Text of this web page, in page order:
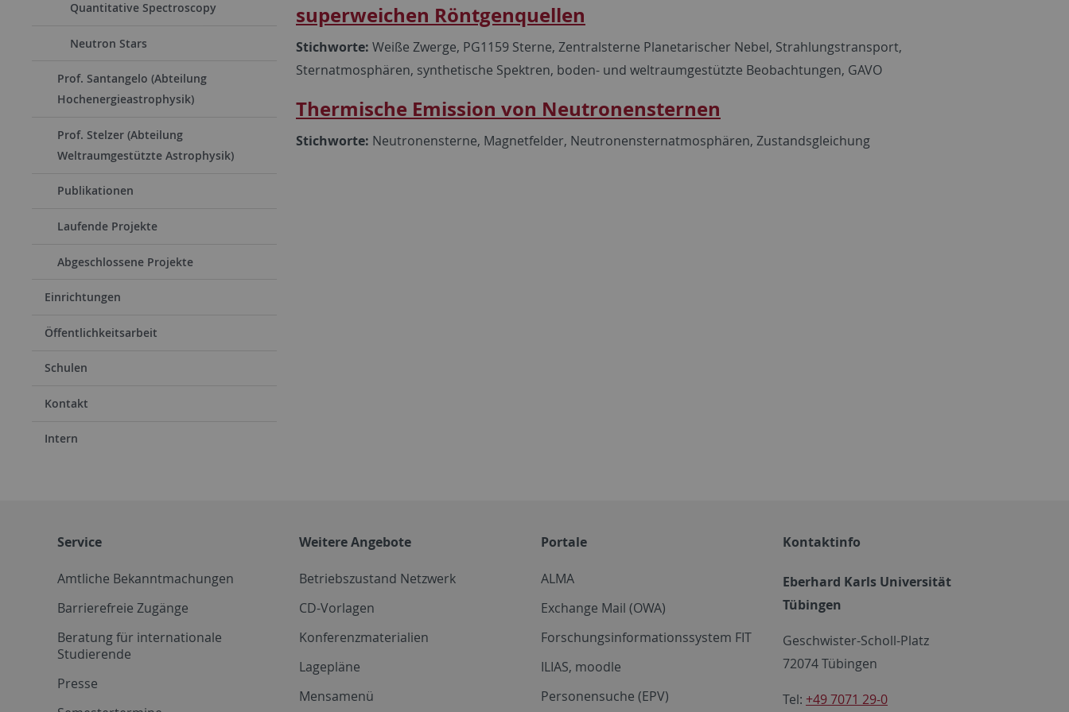
Quantitative Spectroscopy
Neutron Stars
Prof. Santangelo (Abteilung
Hochenergieastrophysik)
Prof. Stelzer (Abteilung
Weltraumgestützte Astrophysik)
Publikationen
Laufende Projekte
Abgeschlossene Projekte
Einrichtungen
Öffentlichkeitsarbeit
Schulen
Kontakt
Intern
superweichen Röntgenquellen
Stichworte: Weiße Zwerge, PG1159 Sterne, Zentralsterne Planetarischer Nebel, Strahlungstransport,
Sternatmosphären, synthetische Spektren, boden- und weltraumgestützte Beobachtungen, GAVO
Thermische Emission von Neutronensternen
Stichworte: Neutronensterne, Magnetfelder, Neutronensternatmosphären, Zustandsgleichung
Service
Amtliche Bekanntmachungen
Barrierefreie Zugänge
Beratung für internationale
Studierende
Presse
Weitere Angebote
Betriebszustand Netzwerk
CD-Vorlagen
Konferenzmaterialien
Lagepläne
Mensamenü
Portale
ALMA
Exchange Mail (OWA)
Forschungsinformationssystem FIT
ILIAS, moodle
Personensuche (EPV)
Kontaktinfo
Eberhard Karls Universität
Tübingen
Geschwister-Scholl-Platz
72074 Tübingen
Tel: +49 7071 29-0